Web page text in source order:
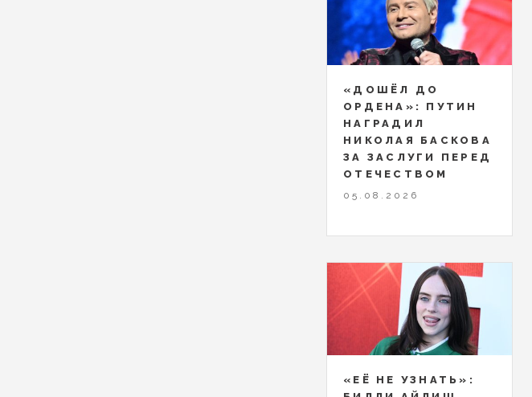
«ДОШЁЛ ДО
ОРДЕНА»: ПУТИН
НАГРАДИЛ
НИКОЛАЯ БАСКОВА
ЗА ЗАСЛУГИ ПЕРЕД
ОТЕЧЕСТВОМ
05.08.2026
«ЕЁ НЕ УЗНАТЬ»: